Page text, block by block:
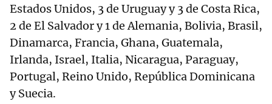
Estados Unidos, 3 de Uruguay y 3 de Costa Rica,
2 de El Salvador y 1 de Alemania, Bolivia, Brasil,
Dinamarca, Francia, Ghana, Guatemala,
Irlanda, Israel, Italia, Nicaragua, Paraguay,
Portugal, Reino Unido, República Dominicana
y Suecia.